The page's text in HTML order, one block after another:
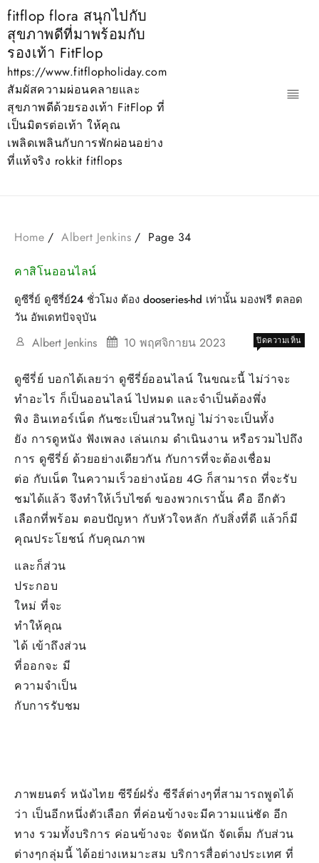
Skip
to
content
fitflop flora สนุกไปกับ
สุขภาพดีที่มาพร้อมกับ
รองเท้า FitFlop
https://www.fitflopholiday.com
สัมผัสความผ่อนคลายและ
สุขภาพดีด้วยรองเท้า FitFlop ที่
เป็นมิตรต่อเท้า ให้คุณ
เพลิดเพลินกับการพักผ่อนอย่าง
ที่แท้จริง rokkit fitflops
Home Albert Jenkins Page 34
คาสิโนออนไลน์
ดูซีรี่ย์ ดูซีรี่ย์24 ชั่วโมง ต้อง dooseries-hd เท่านั้น มองฟรี ตลอด
วัน อัพเดทปัจจุบัน
Albert Jenkins 10 พฤศจิกายน 2023 ปิดความเห็นบน
รี่
ดูซีรี่ย์ บอกได้เลยว่า ดูซีรี่ย์ออนไลน์ ในขณะนี้ ไม่ว่าจะ
ทำอะไร ก็เป็นออนไลน์ ไปหมด และจำเป็นต้องพึ่ง
พิง อินเทอร์เน็ต กันซะเป็นส่วนใหญ่ ไม่ว่าจะเป็นทั้ง
ยัง การดูหนัง ฟังเพลง เล่นเกม ดำเนินงาน หรือรวมไปถึง
การ ดูซีรี่ย์ ด้วยอย่างเดียวกัน กับการที่จะต้องเชื่อม
ต่อ กับเน็ต ในความเร็วอย่างน้อย 4G ก็สามารถ ที่จะรับ
ชมได้แล้ว จึงทำให้เว็บไซต์ ของพวกเรานั้น คือ อีกตัว
เลือกที่พร้อม ตอบปัญหา กับหัวใจหลัก กับสิ่งที่ดี แล้วก็มี
คุณประโยชน์ กับคุณภาพ
และก็ส่วน
ประกอบ
ใหม่ ที่จะ
ทำให้คุณ
ได้ เข้าถึงส่วน
ที่ออกจะ มี
ความจำเป็น
กับการรับชม
ภาพยนตร์ หนังไทย ซีรีย์ฝรั่ง ซีรีส์ต่างๆที่สามารถพูดได้
ว่า เป็นอีกหนึ่งตัวเลือก ที่ค่อนข้างจะมีความแน่ชัด อีก
ทาง รวมทั้งบริการ ค่อนข้างจะ จัดหนัก จัดเต็ม กับส่วน
ต่างๆกลุ่มนี้ ได้อย่างเหมาะสม บริการสื่อต่างประเทศ ที่